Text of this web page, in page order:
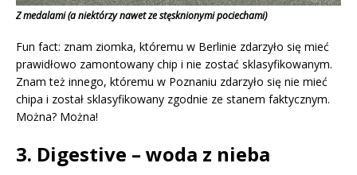
Z medalami (a niektórzy nawet ze stęsknionymi pociechami)
Fun fact: znam ziomka, któremu w Berlinie zdarzyło się mieć
prawidłowo zamontowany chip i nie zostać sklasyfikowanym.
Znam też innego, któremu w Poznaniu zdarzyło się nie mieć
chipa i został sklasyfikowany zgodnie ze stanem faktycznym.
Można? Można!
3. Digestive – woda z nieba